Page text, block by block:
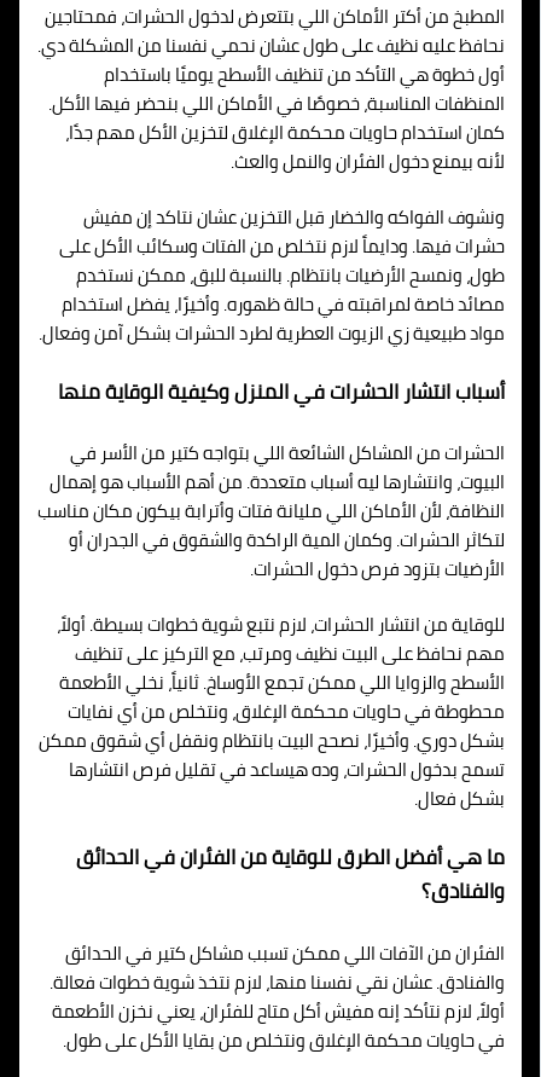
المطبخ من أكتر الأماكن اللي بتتعرض لدخول الحشرات، فمحتاجين
نحافظ عليه نظيف على طول عشان نحمي نفسنا من المشكلة دي.
أول خطوة هي التأكد من تنظيف الأسطح يوميًا باستخدام
المنظفات المناسبة، خصوصًا في الأماكن اللي بنحضر فيها الأكل.
كمان استخدام حاويات محكمة الإغلاق لتخزين الأكل مهم جدًا،
لأنه بيمنع دخول الفئران والنمل والعث.
ونشوف الفواكه والخضار قبل التخزين عشان نتاكد إن مفيش
حشرات فيها. ودايماً لازم نتخلص من الفتات وسكائب الأكل على
طول، ونمسح الأرضيات بانتظام. بالنسبة للبق، ممكن نستخدم
مصائد خاصة لمراقبته في حالة ظهوره. وأخيرًا، يفضل استخدام
مواد طبيعية زي الزيوت العطرية لطرد الحشرات بشكل آمن وفعال.
أسباب انتشار الحشرات في المنزل وكيفية الوقاية منها
الحشرات من المشاكل الشائعة اللي بتواجه كتير من الأسر في
البيوت، وانتشارها ليه أسباب متعددة. من أهم الأسباب هو إهمال
النظافة، لأن الأماكن اللي مليانة فتات وأترابة بيكون مكان مناسب
لتكاثر الحشرات. وكمان المية الراكدة والشقوق في الجدران أو
الأرضيات بتزود فرص دخول الحشرات.
للوقاية من انتشار الحشرات، لازم نتبع شوية خطوات بسيطة. أولاً،
مهم نحافظ على البيت نظيف ومرتب، مع التركيز على تنظيف
الأسطح والزوايا اللي ممكن تجمع الأوساخ. ثانياً، نخلي الأطعمة
محطوطة في حاويات محكمة الإغلاق، ونتخلص من أي نفايات
بشكل دوري. وأخيرًا، نصحح البيت بانتظام ونقفل أي شقوق ممكن
تسمح بدخول الحشرات، وده هيساعد في تقليل فرص انتشارها
بشكل فعال.
ما هي أفضل الطرق للوقاية من الفئران في الحدائق
والفنادق؟
الفئران من الآفات اللي ممكن تسبب مشاكل كتير في الحدائق
والفنادق. عشان نقي نفسنا منها، لازم نتخذ شوية خطوات فعالة.
أولاً، لازم نتأكد إنه مفيش أكل متاح للفئران، يعني نخزن الأطعمة
في حاويات محكمة الإغلاق ونتخلص من بقايا الأكل على طول.